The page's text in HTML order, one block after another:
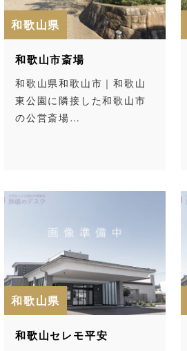
和歌山県
和歌山市斎場
和歌山県和歌山市｜和歌山
東公園に隣接した和歌山市
の公営斎場…
和歌山県
和歌山セレモ平安